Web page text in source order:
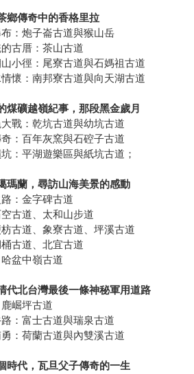
鄉傳奇中的香格里拉
布：炮子崙古道與猴山岳
古厝：茶山古道
山小徑：尾寮古道與石媽祖古道
情懷：南邦寮古道與向天湖古道
煤礦越嶺紀事，那段黑金歲月
戰：乾坑古道與幼坑古道
：百年灰窯與石硿子古道
：平湖遊樂區與紙坑古道；
瑪蘭，尋訪山海美景的感動
：金字碑古道
古道、太和山步道
枋古道、象寮古道、坪溪古道
古道、北宜古道
盆中嶺古道
代北台灣最後一條神秘軍用道路
崛坪古道
：富士古道與瑞泉古道
：荷蘭古道與內雙溪古道
時代，瓦旦父子傳奇的一生